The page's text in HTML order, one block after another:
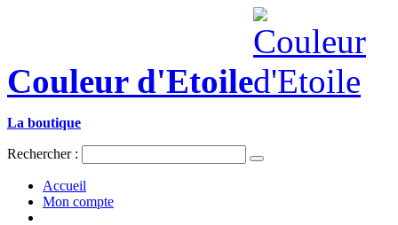
Couleur d'Etoile
La boutique
Rechercher :
Accueil
Mon compte